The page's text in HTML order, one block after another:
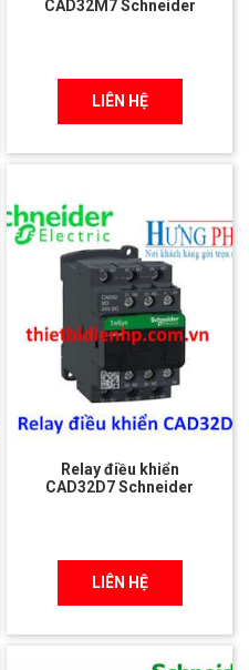
CAD32M7 Schneider
LIÊN HỆ
Relay điều khiển
CAD32D7 Schneider
LIÊN HỆ